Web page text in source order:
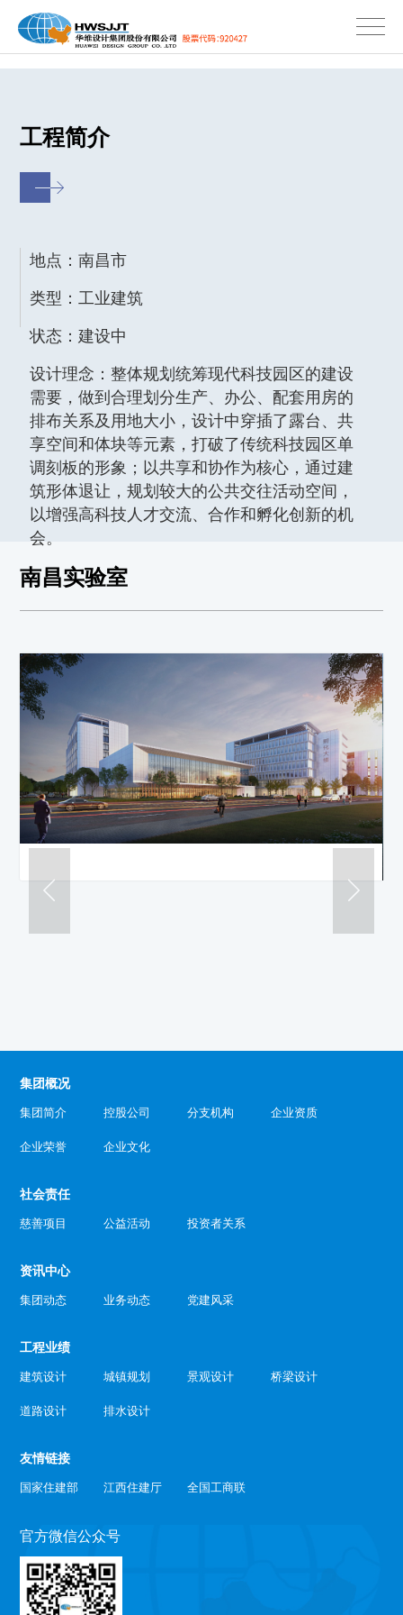
工程简介
地点：南昌市
类型：工业建筑
状态：建设中
设计理念：整体规划统筹现代科技园区的建设
需要，做到合理划分生产、办公、配套用房的
排布关系及用地大小，设计中穿插了露台、共
享空间和体块等元素，打破了传统科技园区单
调刻板的形象；以共享和协作为核心，通过建
筑形体退让，规划较大的公共交往活动空间，
以增强高科技人才交流、合作和孵化创新的机
会。
南昌实验室
集团概况
集团简介 控股公司 分支机构 企业资质
企业荣誉 企业文化
社会责任
慈善项目 公益活动 投资者关系
资讯中心
集团动态 业务动态 党建风采
工程业绩
建筑设计 城镇规划 景观设计 桥梁设计
道路设计 排水设计
友情链接
国家住建部 江西住建厅 全国工商联
官方微信公众号